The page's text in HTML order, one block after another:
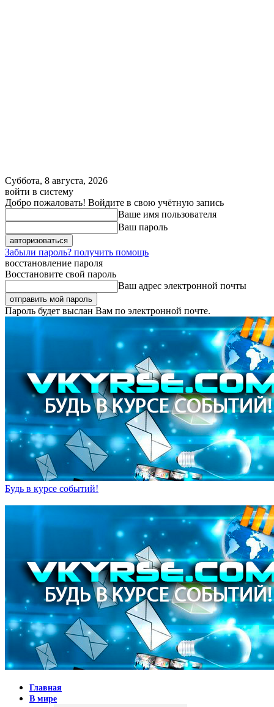
Суббота, 8 августа, 2026
войти в систему
Добро пожаловать! Войдите в свою учётную запись
Ваше имя пользователя
Ваш пароль
Забыли пароль? получить помощь
восстановление пароля
Восстановите свой пароль
Ваш адрес электронной почты
Пароль будет выслан Вам по электронной почте.
Будь в курсе событий!
Главная
В мире